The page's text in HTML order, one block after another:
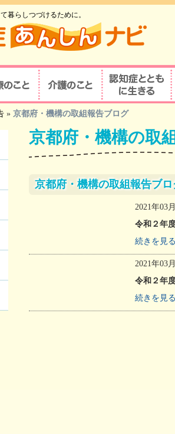
暮らしつづけるために。
のこと
重要性
症の診察・診療が
な医療機関を探す
対応力向上研修
疾患医療センター
ツハイマー型認知症
介護のこと
介護の重要性
介護サービス
認知症リンクワーカー
認知症とともに生
» 京都府・機構の取組報告ブログ
京都府・機構の取
京都府・機構の取組報告ブ
2021年03
令和２年
続きを見る
2021年03
令和２年
続きを見る